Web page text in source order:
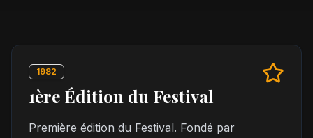
1982
1ère Édition du Festival
Première édition du Festival. Fondé par